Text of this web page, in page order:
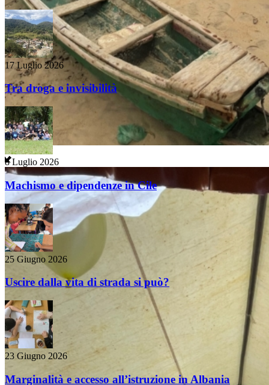
17 Luglio 2026
Tra droga e invisibilità
8 Luglio 2026
Machismo e dipendenze in Cile
25 Giugno 2026
Uscire dalla vita di strada si può?
23 Giugno 2026
Marginalità e accesso all’istruzione in Albania